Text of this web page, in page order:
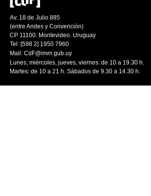
Av. 18 de Julio 885
(entre Andes y Convención)
CP 11100. Montevideo. Uruguay
Tel: [598 2] 1950 7960
Mail: CdF@imm.gub.uy
Lunes, miércoles, jueves, viernes: de 10 a 19.30 h.
Martes: de 10 a 21 h. Sábados de 9.30 a 14.30 h.